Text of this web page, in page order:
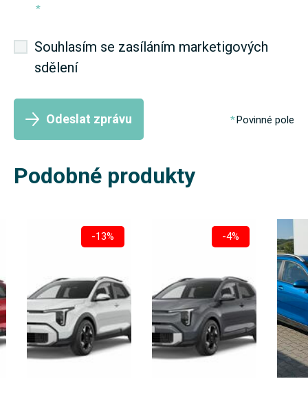
*
Souhlasím se zasíláním marketigových
sdělení
Odeslat zprávu Povinné pole
Podobné produkty
-13% -4%